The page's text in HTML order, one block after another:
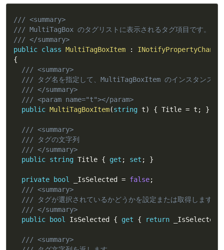
/// <summary>
/// MultiTagBox のタグリストに表示されるタグ項目です。
/// </summary>
public class MultiTagBoxItem :
{
/// <summary>
/// タグ名を指定して、MultiTagBoxItem のインスタンスを
/// </summary>
/// <param name="t"></param>
public MultiTagBoxItem(string t) { Title = t ; }
/// <summary>
/// タグの文字列
/// </summary>
public string Title { get ; set ; }
private bool _IsSelected = false;
/// <summary>
/// タグが選択されているかどうかを設定または取得します。
/// </summary>
public
bool IsSelected { get { return _IsSelected
/// <summary>